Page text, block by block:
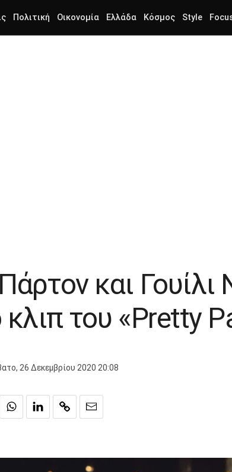
Πολιτική Οικονομία Ελλάδα Κόσμος Style
και
κλιπ του «Pretty
26 Δεκεμβρίου 2020 20:08